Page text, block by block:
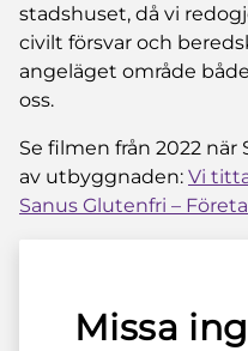
stadshuset, då vi
civilt försvar och
angeläget område
oss.
Se filmen från 2022 när
av utbyggnaden: Vi
Sanus Glutenfri –
Missa